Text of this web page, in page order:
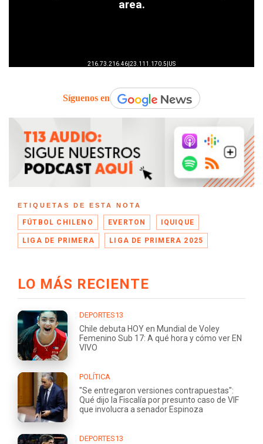
Síguenos en
ETIQUETAS DE ESTA NOTA
FÚTBOL CHILENO EVERTON IQUIQUE
LIGA DE PRIMERA LIGA DE PRIMERA 2025
LO MÁS RECIENTE
DEPORTES13
Chile debuta HOY en Mundial de Voley
Femenino Sub 17: A qué hora y cómo ver EN
VIVO
POLÍTICA
"Se entregaron versiones contrapuestas":
Qué dijo la Fiscalía por presunto caso de VIF
que involucra a senador Espinoza
DEPORTES13